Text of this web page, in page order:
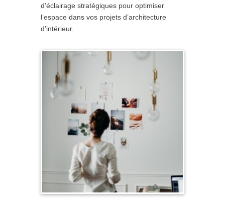
d’éclairage stratégiques pour optimiser
l’espace dans vos projets d’architecture
d’intérieur.